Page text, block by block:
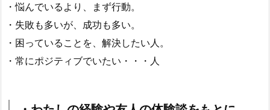
・悩んでいるより、まず行動。
・失敗も多いが、成功も多い。
・困っていることを、解決したい人。
・常にポジティブでいたい・・・人